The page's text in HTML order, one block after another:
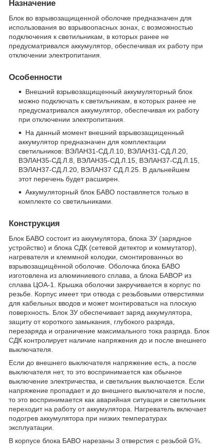
Назначение
Блок во взрывозащищенной оболочке предназначен для
использования во взрывоопасных зонах, с возможностью
подключения к светильникам, в которых ранее не
предусматривался аккумулятор, обеспечивая их работу при
отключении электропитания.
Особенности
Внешний взрывозащищенный аккумуляторный блок
можно подключать к светильникам, в которых ранее не
предусматривался аккумулятор, обеспечивая их работу
при отключении электропитания.
На данный момент внешний взрывозащищенный
аккумулятор предназначен для комплектации
светильников: ВЭЛАН31-СД.Л.10, ВЭЛАН31-СД.Л.20,
ВЭЛАН35-СД.Л.8, ВЭЛАН35-СД.Л.15, ВЭЛАН37-СД.Л.15,
ВЭЛАН37-СД.Л.20, ВЭЛАН37 СД.Л.25. В дальнейшем
этот перечень будет расширен.
Аккумуляторный блок БАВО поставляется только в
комплекте со светильниками.
Конструкция
Блок БАВО состоит из аккумулятора, блока ЗУ (зарядное
устройство) и блока СДК (сетевой детектор и коммутатор),
нагревателя и клеммной колодки, смонтированных во
взрывозащищённой оболочке. Оболочка блока БАВО
изготовлена из алюминиевого сплава, а блока БАВОР из
сплава ЦОА-1. Крышка оболочки закручивается в корпус по
резьбе. Корпус имеет три отвода с резьбовыми отверстиями
для кабельных вводов и может монтироваться на плоскую
поверхность. Блок ЗУ обеспечивает заряд аккумулятора,
защиту от короткого замыкания, глубокого разряда,
перезаряда и ограничение максимального тока разряда. Блок
СДК контролирует наличие напряжения до и после внешнего
выключателя.
Если до внешнего выключателя напряжение есть, а после
выключателя нет, то это воспринимается как обычное
выключение электричества, и светильник выключается. Если
напряжение пропадает и до внешнего выключателя и после,
то это воспринимается как аварийная ситуация и светильник
переходит на работу от аккумулятора. Нагреватель включает
подогрев аккумулятора при низких температурах
эксплуатации.
В корпусе блока БАВО нарезаны 3 отверстия с резьбой G¾.